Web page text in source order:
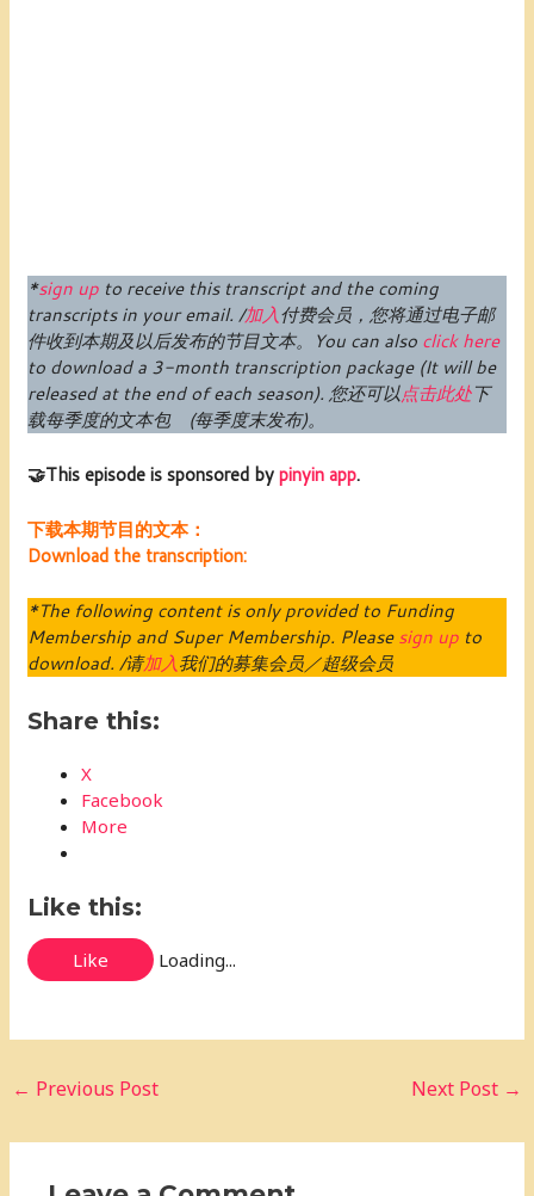
*sign up to receive this transcript and the coming
transcripts in your email. /加入付费会员 ，您将通过电子邮
件收到本期及以后发布的节目文本。
You can also click here
to download a 3-month transcription package (It will be
released at the end of each season). 您还可以点击此处下
载每季度的文本包 (每季度末发布)。
🤝This episode is sponsored bypinyin app.
下载本期节目的文本：
Download the transcription:
*The following content is only provided to Funding
Membership and Super Membership. Pleasesign up to
download. /请加入我们的募集会员／超级会员
Share this:
X
Facebook
More
Like this:
Like Loading...
← Previous Post Next Post →